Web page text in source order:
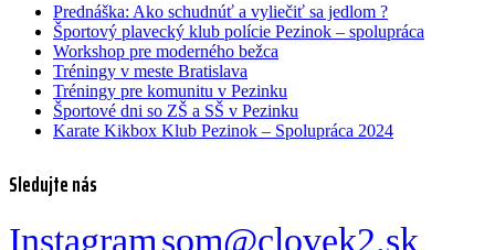
Prednáška: Ako schudnúť a vyliečiť sa jedlom ?
Športový plavecký klub polície Pezinok – spolupráca
Workshop pre moderného bežca
Tréningy v meste Bratislava
Tréningy pre komunitu v Pezinku
Športové dni so ZŠ a SŠ v Pezinku
Karate Kikbox Klub Pezinok – Spolupráca 2024
Sledujte nás
Instagramsom@clovek2.sk